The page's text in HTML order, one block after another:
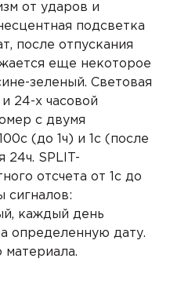
от ударов и
подсветка
после отпускания
еще некоторое
зеленый. Световая
и 24-х часовой
с двумя
(до 1ч) и 1с (после
24ч. SPLIT-
отсчета от 1с до
сигналов:
каждый день
определенную дату.